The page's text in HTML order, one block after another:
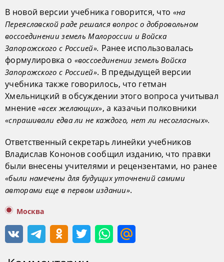
В новой версии учебника говорится, что «на
Переяславской раде решался вопрос о добровольном
воссоединении земель Малороссии и Войска
Запорожского с Россией». Ранее использовалась
формулировка о «воссоединении земель Войска
Запорожского с Россией». В предыдущей версии
учебника также говорилось, что гетман
Хмельницкий в обсуждении этого вопроса учитывал
мнение«всех желающих», а казачьи полковники
«спрашивали едва ли не каждого, нет ли несогласных».
Ответственный секретарь линейки учебников
Владислав Кононов сообщил изданию, что правки
были внесены учителями и рецензентами, но ранее
«были намечены для будущих уточнений самими
авторами еще в первом издании».
Москва